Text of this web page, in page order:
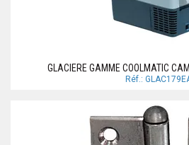
GLACIERE GAMME COOLMATIC
Réf.: